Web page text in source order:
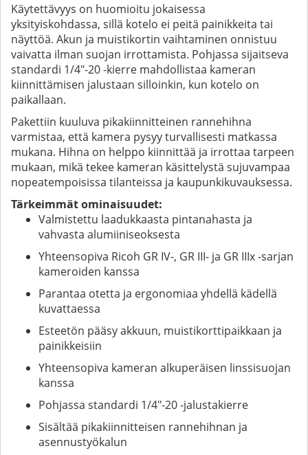
Käytettävyys on huomioitu jokaisessa
yksityiskohdassa, sillä kotelo ei peitä painikkeita tai
näyttöä. Akun ja muistikortin vaihtaminen onnistuu
vaivatta ilman suojan irrottamista. Pohjassa sijaitseva
standardi 1/4"-20 -kierre mahdollistaa kameran
kiinnittämisen jalustaan silloinkin, kun kotelo on
paikallaan.
Pakettiin kuuluva pikakiinnitteinen rannehihna
varmistaa, että kamera pysyy turvallisesti matkassa
mukana. Hihna on helppo kiinnittää ja irrottaa tarpeen
mukaan, mikä tekee kameran käsittelystä sujuvampaa
nopeatempoisissa tilanteissa ja kaupunkikuvauksessa.
Tärkeimmät ominaisuudet:
Valmistettu laadukkaasta pintanahasta ja
vahvasta alumiiniseoksesta
Yhteensopiva Ricoh GR IV-, GR III- ja GR IIIx -sarjan
kameroiden kanssa
Parantaa otetta ja ergonomiaa yhdellä kädellä
kuvattaessa
Esteetön pääsy akkuun, muistikorttipaikkaan ja
painikkeisiin
Yhteensopiva kameran alkuperäisen linssisuojan
kanssa
Pohjassa standardi 1/4"-20 -jalustakierre
Sisältää pikakiinnitteisen rannehihnan ja
asennustyökalun